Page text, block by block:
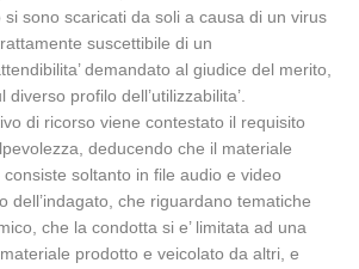
si sono scaricati da soli a causa di un virus
suscettibile di un
demandato al giudice del merito,
profilo dell’utilizzabilita’.
di ricorso viene contestato il requisito
deducendo che il materiale
soltanto in file audio e video
dell’indagato, che riguardano tematiche
che la condotta si e’ limitata ad una
prodotto e veicolato da altri, e